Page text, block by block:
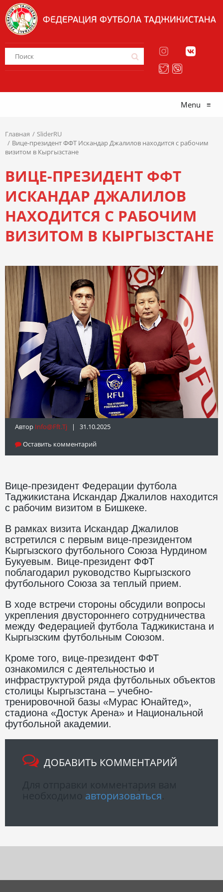
Menu ≡
Главная
SliderRU
Вице-президент ФФТ Искандар Джалилов находится с рабочим
визитом в Кыргызстане
ВИЦЕ-ПРЕЗИДЕНТ ФФТ
ИСКАНДАР ДЖАЛИЛОВ
НАХОДИТСЯ С РАБОЧИМ
ВИЗИТОМ В КЫРГЫЗСТАНЕ
Автор Info@fft.tj | 31.10.2025
Оставить комментарий
Вице-президент Федерации футбола
Таджикистана Искандар Джалилов находится
с рабочим визитом в Бишкеке.
В рамках визита Искандар Джалилов
встретился с первым вице-президентом
Кыргызского футбольного Союза Нурдином
Букуевым. Вице-президент ФФТ
поблагодарил руководство Кыргызского
футбольного Союза за теплый прием.
В ходе встречи стороны обсудили вопросы
укрепления двустороннего сотрудничества
между Федерацией футбола Таджикистана и
Кыргызским футбольным Союзом.
Кроме того, вице-президент ФФТ
ознакомился с деятельностью и
инфраструктурой ряда футбольных объектов
столицы Кыргызстана – учебно-
тренировочной базы «Мурас Юнайтед»,
стадиона «Достук Арена» и Национальной
футбольной академии.
ДОБАВИТЬ КОММЕНТАРИЙ
авторизоваться